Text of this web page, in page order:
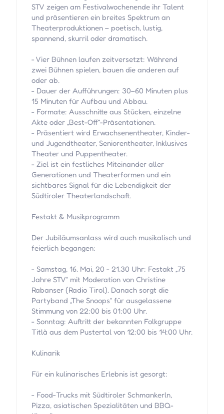
STV zeigen am Festivalwochenende ihr Talent
und präsentieren ein breites Spektrum an
Theaterproduktionen – poetisch, lustig,
spannend, skurril oder dramatisch.
- Vier Bühnen laufen zeitversetzt: Während
zwei Bühnen spielen, bauen die anderen auf
oder ab.
- Dauer der Aufführungen: 30–60 Minuten plus
15 Minuten für Aufbau und Abbau.
- Formate: Ausschnitte aus Stücken, einzelne
Akte oder „Best-Off“-Präsentationen.
- Präsentiert wird Erwachsenentheater, Kinder-
und Jugendtheater, Seniorentheater, Inklusives
Theater und Puppentheater.
- Ziel ist ein festliches Miteinander aller
Generationen und Theaterformen und ein
sichtbares Signal für die Lebendigkeit der
Südtiroler Theaterlandschaft.
Festakt & Musikprogramm
Der Jubiläumsanlass wird auch musikalisch und
feierlich begangen:
- Samstag, 16. Mai, 20 - 21.30 Uhr: Festakt „75
Jahre STV“ mit Moderation von Christine
Rabanser (Radio Tirol). Danach sorgt die
Partyband „The Snoops“ für ausgelassene
Stimmung von 22:00 bis 01:00 Uhr.
- Sonntag: Auftritt der bekannten Folkgruppe
Titlà aus dem Pustertal von 12:00 bis 14:00 Uhr.
Kulinarik
Für ein kulinarisches Erlebnis ist gesorgt:
- Food-Trucks mit Südtiroler Schmankerln,
Pizza, asiatischen Spezialitäten und BBQ-